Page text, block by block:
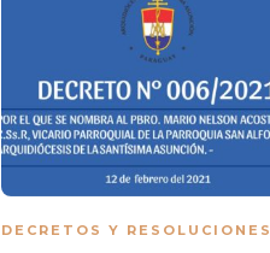
DECRETOS Y RESOLUCIONES